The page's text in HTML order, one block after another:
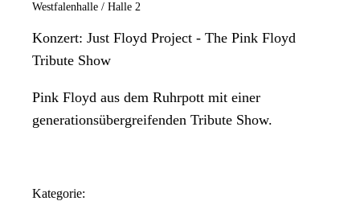
Westfalenhalle / Halle 2
Konzert: Just Floyd Project - The Pink Floyd
Tribute Show
Pink Floyd aus dem Ruhrpott mit einer
generationsübergreifenden Tribute Show.
Kategorie: